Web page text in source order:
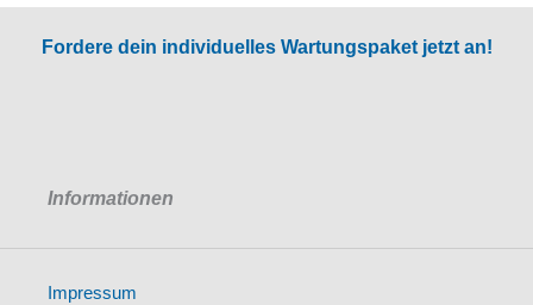
Fordere dein individuelles Wartungspaket jetzt an!
Informationen
Impressum